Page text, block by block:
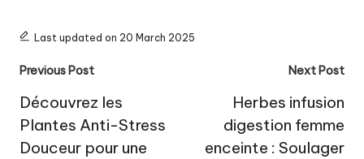
Last updated on 20 March 2025
Post
navigation
Previous Post
Découvrez les
Plantes Anti-Stress
Douceur pour une
Next Post
Herbes infusion
digestion femme
enceinte : Soulager